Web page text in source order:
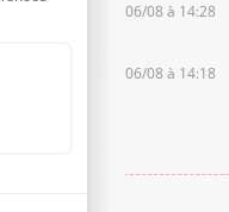
06/08 à 14:28
06/08 à 14:18